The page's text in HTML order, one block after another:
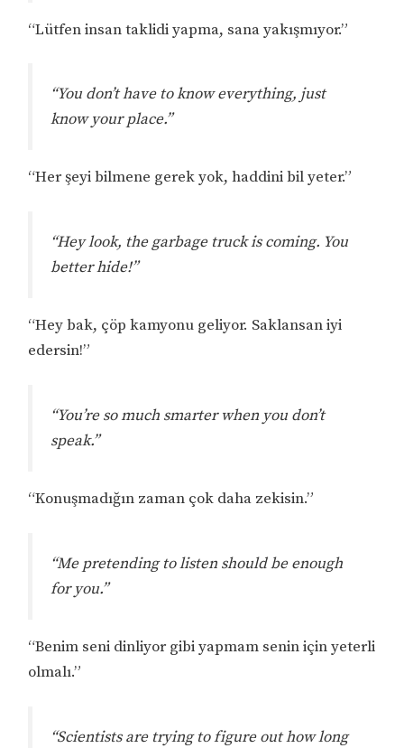
“Lütfen insan taklidi yapma, sana yakışmıyor.”
“You don’t have to know everything, just
know your place.”
“Her şeyi bilmene gerek yok, haddini bil yeter.”
“Hey look, the garbage truck is coming. You
better hide!”
“Hey bak, çöp kamyonu geliyor. Saklansan iyi
edersin!”
“You’re so much smarter when you don’t
speak.”
“Konuşmadığın zaman çok daha zekisin.”
“Me pretending to listen should be enough
for you.”
“Benim seni dinliyor gibi yapmam senin için yeterli
olmalı.”
“Scientists are trying to figure out how long